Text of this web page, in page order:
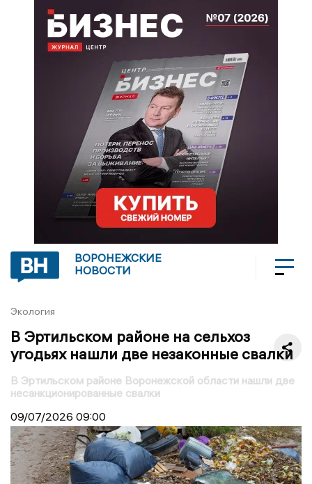
ВОРОНЕЖСКИЕ
НОВОСТИ
Экология
В Эртильском районе на сельхоз
угодьях нашли две незаконные свалки
В Эртильском районе Воронежской области нашли две
несанкционированные свалки
09/07/2026 09:00